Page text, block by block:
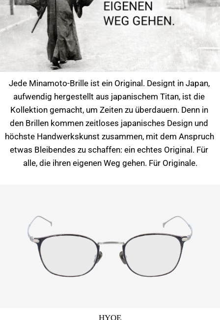
Jede Minamoto-Brille ist ein Original. Designt in Japan,
aufwendig hergestellt aus japanischem Titan, ist die
Kollektion gemacht, um Zeiten zu überdauern. Denn in
den Brillen kommen zeitloses japanisches Design und
höchste Handwerkskunst zusammen, mit dem Anspruch
etwas Bleibendes zu schaffen: ein echtes Original. Für
alle, die ihren eigenen Weg gehen. Für Originale.
HYOE